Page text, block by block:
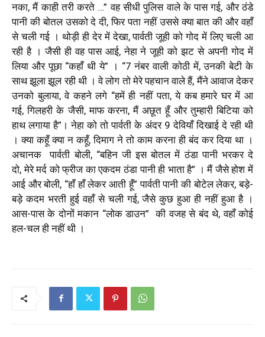
नका, मैं काही तरी करते …” वह सीधी पुलिस वाले के पास गई, और ठंडे
पानी की बोतल उसको दे दी, फिर पता नहीं उससे क्या बात की और वहाँ
से चली गई । थोड़ी ही देर में देखा,पार्वती जूही को गोद में लिए चली आ
रही है । जैसी ही वह पास आई,नेहा ने जूही को झट से अपनी गोद में
लिया और पूछा “कहाँ थी ये” । “7 नंबर वाली कोठी में,उनकी बेटी के
साथ झूला झूल रही थी । वे लोग तो मेरे पहचान वाले हैं, मैंने आवाज देकर
उनको बुलाया,वे कहने लगे “हमें ही नहीं पता,ये कब हमारे घर में आ
गई, गिलहरी के जैसी,माफ करना,मैं अछूत हूँ और तुम्हारी बिटिया को
हाथ लगाया है”। नेहा को तो पार्वती के अंदर 9 देवियाँ दिखाई दे रही थी
। क्या कहूँ क्या न कहूँ, दिमाग ने तो काम करना ही बंद कर दिया था ।
अचानक पार्वती बोली,“बहिन जी इस बोतल में ठंडा पानी भरकर दे
दो, मेरे मर्द को फ्रीज का एकदम ठंडा पानी ही भाता है” । मैं जैसे होश में
आई और बोली, “हाँ हाँ लेकर आती हूँ” पार्वती पानी की बोटेल लेकर, बड़े-
बड़े कदम भरती हुई वहाँ से चली गई,जैसे कुछ हुआ ही नहीं हुआ है ।
आस-पास के दोनों मकान “लोक डाउन” की वजह से बंद थे, वहाँ कोई
हल-चल ही नहीं थी ।